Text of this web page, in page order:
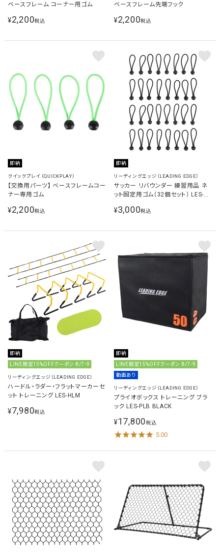
ベースフレーム コーナー用ゴム
¥2,200税込
ベースフレーム先端フック
¥2,200税込
即納
クイックプレイ（QUICKPLAY）
【交換用パーツ】 ベースフレームコー
ナー専用ゴム
¥2,200税込
即納
リーディングエッジ（LEADING EDGE）
サッカー リバウンダー 練習用品 ネ
ット固定用ゴム（32個セット） LES-
LEADING EDGE
¥3,000税込
即納
LINE限定15%OFFクーポン 8/7-9
リーディングエッジ（LEADING EDGE）
ハードル・ラダー・フラットマーカーセ
ット トレーニング LES-HLM
¥7,980税込
即納
LINE限定15%OFFクーポン 8/7-9
動画あり
リーディングエッジ（LEADING EDGE）
プライオボックス トレーニング ブラ
ック LES-PLB BLACK
¥17,800税込
5.00